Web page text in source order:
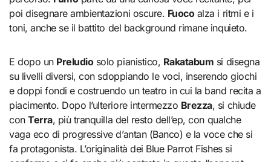
poi disegnare ambientazioni oscure. Fuocoalza i ritmi e i
toni, anche se il battito del background rimane inquieto.
E dopo un Preludiosolo pianistico, Rakatabum si disegna
su livelli diversi, con sdoppiando le voci, inserendo giochi
e doppi fondi e costruendo un teatro in cui la band recita a
piacimento. Dopo l’ulteriore intermezzo Brezza, si chiude
conTerra, più tranquilla del resto dell’ep, con qualche
vaga eco di progressive d’antan (Banco) e la voce che si
fa protagonista. L’originalità dei Blue Parrot Fishes si